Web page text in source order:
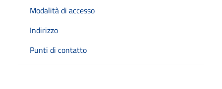
Modalità di accesso
Indirizzo
Punti di contatto